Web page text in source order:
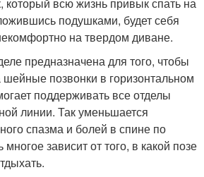
подушками, будет себя
на твердом диване.
предназначена для того, чтобы
шейные позвонки в горизонтальном
поддерживать все отделы
линии. Так уменьшается
спазма и болей в спине по
зависит от того, в какой позе